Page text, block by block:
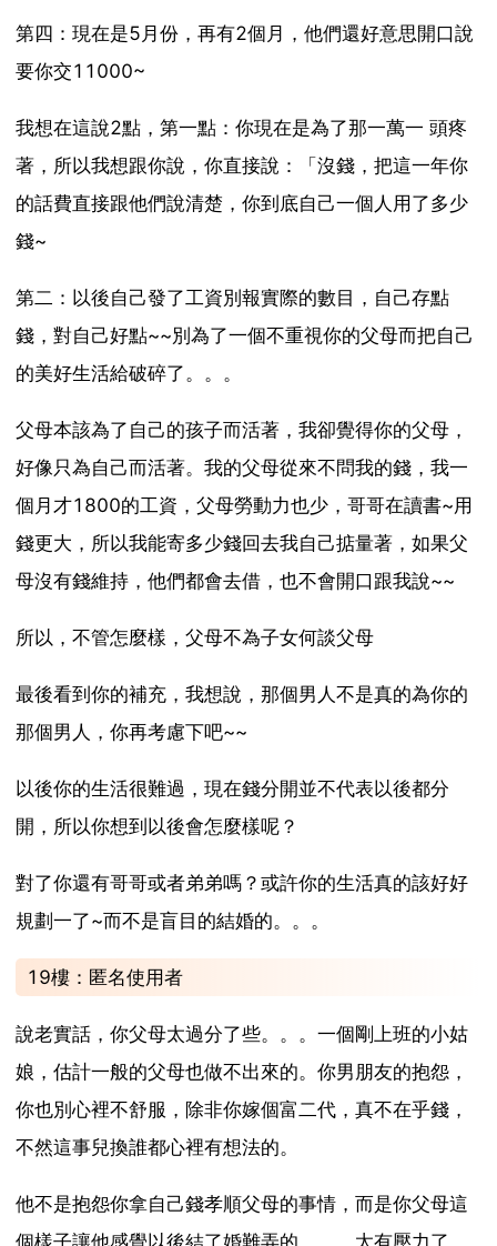
第四：現在是5月份，再有2個月，他們還好意思開口說
要你交11000~
我想在這說2點，第一點：你現在是為了那一萬一 頭疼
著，所以我想跟你說，你直接說：「沒錢，把這一年你
的話費直接跟他們說清楚，你到底自己一個人用了多少
錢~
第二：以後自己發了工資別報實際的數目，自己存點
錢，對自己好點~~別為了一個不重視你的父母而把自己
的美好生活給破碎了。。。
父母本該為了自己的孩子而活著，我卻覺得你的父母，
好像只為自己而活著。我的父母從來不問我的錢，我一
個月才1800的工資，父母勞動力也少，哥哥在讀書~用
錢更大，所以我能寄多少錢回去我自己掂量著，如果父
母沒有錢維持，他們都會去借，也不會開口跟我說~~
所以，不管怎麼樣，父母不為子女何談父母
最後看到你的補充，我想說，那個男人不是真的為你的
那個男人，你再考慮下吧~~
以後你的生活很難過，現在錢分開並不代表以後都分
開，所以你想到以後會怎麼樣呢？
對了你還有哥哥或者弟弟嗎？或許你的生活真的該好好
規劃一了~而不是盲目的結婚的。。。
19樓：匿名使用者
說老實話，你父母太過分了些。。。一個剛上班的小姑
娘，估計一般的父母也做不出來的。你男朋友的抱怨，
你也別心裡不舒服，除非你嫁個富二代，真不在乎錢，
不然這事兒換誰都心裡有想法的。
他不是抱怨你拿自己錢孝順父母的事情，而是你父母這